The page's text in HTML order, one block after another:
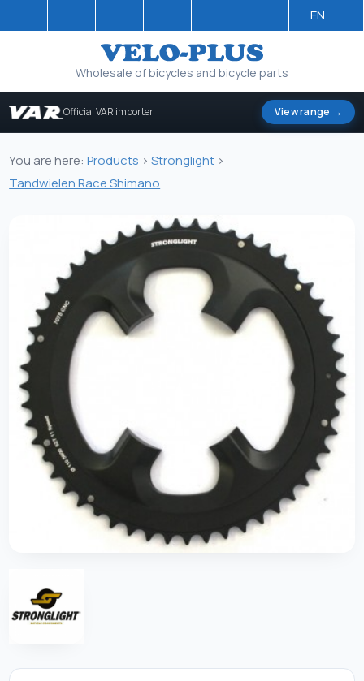
EN
Wholesale of bicycles and bicycle parts
Official VAR importer View range →
You are here:Products >Stronglight >
Tandwielen Race Shimano